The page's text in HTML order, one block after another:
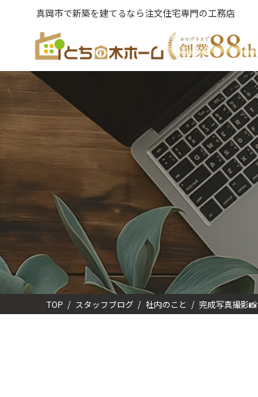
ツ
へ
キ
ッ
プ
シ
ョ
に
移
動
真岡市で新築を建てるなら注文住宅専門の工務店
TOP スタッフブログ 社内のこと 完成写真撮影📸